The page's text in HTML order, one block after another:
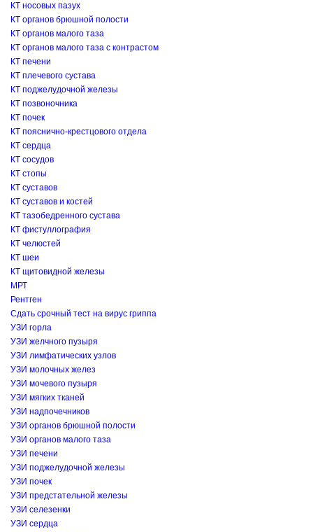
КТ носовых пазух
КТ органов брюшной полости
КТ органов малого таза
КТ органов малого таза с контрастом
КТ печени
КТ плечевого сустава
КТ поджелудочной железы
КТ позвоночника
КТ почек
КТ пояснично-крестцового отдела
КТ сердца
КТ сосудов
КТ стопы
КТ суставов
КТ суставов и костей
КТ тазобедренного сустава
КТ фистуллография
КТ челюстей
КТ шеи
КТ щитовидной железы
МРТ
Рентген
Сдать срочный тест на вирус гриппа
УЗИ горла
УЗИ желчного пузыря
УЗИ лимфатических узлов
УЗИ молочных желез
УЗИ мочевого пузыря
УЗИ мягких тканей
УЗИ надпочечников
УЗИ органов брюшной полости
УЗИ органов малого таза
УЗИ печени
УЗИ поджелудочной железы
УЗИ почек
УЗИ предстательной железы
УЗИ селезенки
УЗИ сердца